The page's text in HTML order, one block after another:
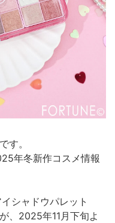
す。
年冬新作コスメ情報
シャドウパレット
、2025年11月下旬よ